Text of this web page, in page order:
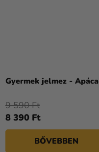
Gyermek jelmez - Apáca
8 390 Ft
9 590 Ft
BŐVEBBEN